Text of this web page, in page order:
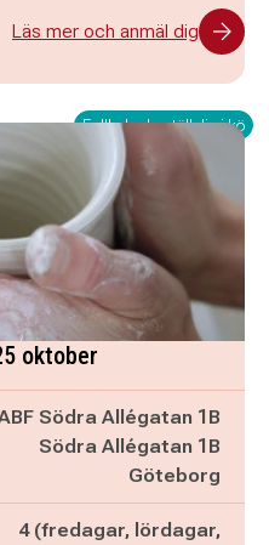
Läs mer och anmäl dig
Fullbokad - ställ dig i kö
oktober
Södra Allégatan 1B
Södra Allégatan 1B
Göteborg
4 (fredagar, lördagar,